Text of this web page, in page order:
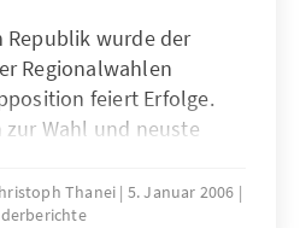
Republik wurde der
Regionalwahlen
feiert Erfolge.
Wahl und neuste
Thanei 5. Januar 2006